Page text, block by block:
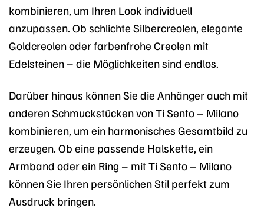
kombinieren, um Ihren Look individuell
anzupassen. Ob schlichte Silbercreolen, elegante
Goldcreolen oder farbenfrohe Creolen mit
Edelsteinen – die Möglichkeiten sind endlos.
Darüber hinaus können Sie die Anhänger auch mit
anderen Schmuckstücken von Ti Sento – Milano
kombinieren, um ein harmonisches Gesamtbild zu
erzeugen. Ob eine passende Halskette, ein
Armband oder ein Ring – mit Ti Sento – Milano
können Sie Ihren persönlichen Stil perfekt zum
Ausdruck bringen.